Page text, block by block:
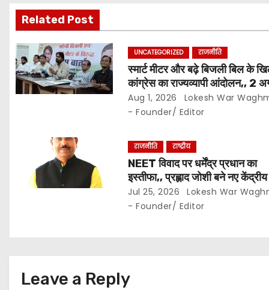
i
g
a
t
n
Related Post
UNCATEGORIZED राजनीति
स्मार्ट मीटर और बढ़े बिजली बिल के
कांग्रेस का राज्यव्यापी आंदोलन,, 2
घर-घर अभियान,, दाम घटाने और
यूनिट हाफ योजना बहाल करने की मांग…
Aug 1, 2026
Lokesh War
- Founder/ Editor
राजनीति राष्ट्रीय
NEET विवाद पर धर्मेंद्र प्रधान का
इस्तीफा,, प्रह्लाद जोशी बने नए केंद्रीय
मंत्री..
Jul 25, 2026
Lokesh War
- Founder/ Editor
Leave a Reply